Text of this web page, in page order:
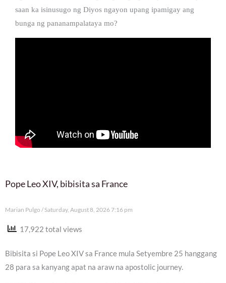
saan ka isinusugo ng Diyos ngayon upang ipamigay ang
bunga ng pananampalataya mo?
Pope Leo XIV, bibisita sa France
Marian Pulgo Saturday, August 8, 2026 7:16 pm
17,922 total views
Bibisita si Pope Leo XIV sa France mula Setyembre 25 hanggang
28 para sa kanyang apat na araw na apostolic journey.